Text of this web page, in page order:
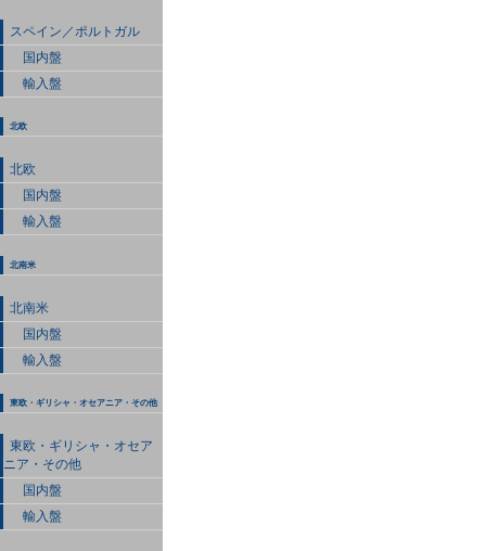
スペイン／ポルトガル
国内盤
輸入盤
北欧
北欧
国内盤
輸入盤
北南米
北南米
国内盤
輸入盤
東欧・ギリシャ・オセアニア・その他
東欧・ギリシャ・オセア
ニア・その他
国内盤
輸入盤